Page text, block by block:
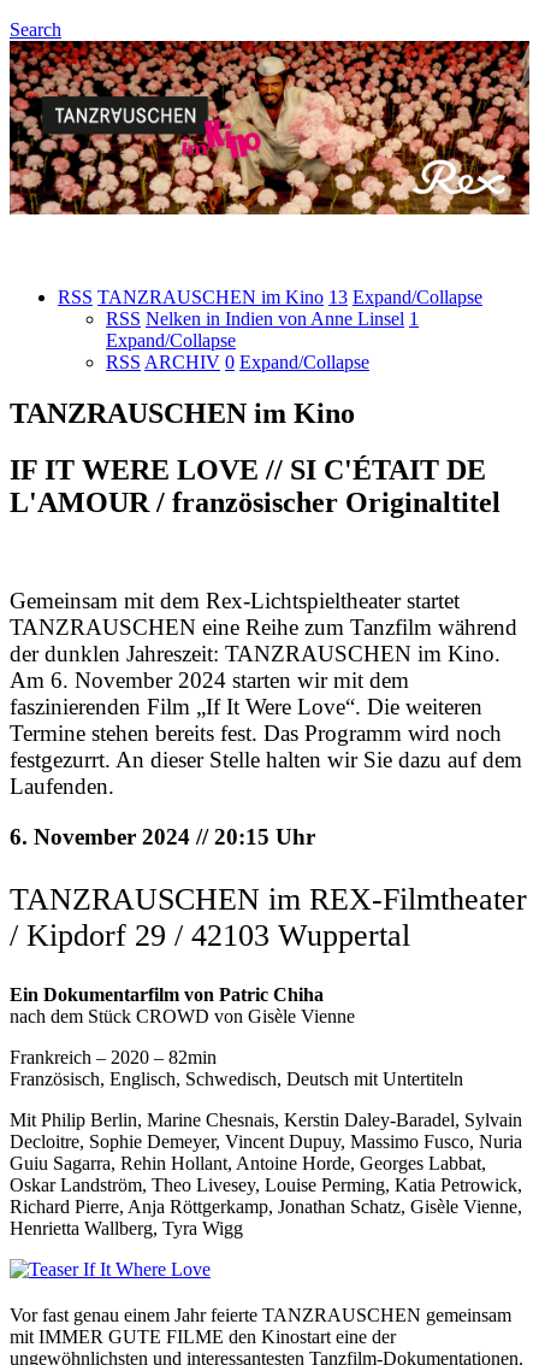
Search
RSS TANZRAUSCHEN im Kino 13 Expand/Collapse
RSS Nelken in Indien von Anne Linsel 1
Expand/Collapse
RSS ARCHIV 0 Expand/Collapse
TANZRAUSCHEN im Kino
IF IT WERE LOVE // SI C'ÉTAIT DE
L'AMOUR / französischer Originaltitel
Gemeinsam mit dem Rex-Lichtspieltheater startet
TANZRAUSCHEN eine Reihe zum Tanzfilm während
der dunklen Jahreszeit: TANZRAUSCHEN im Kino.
Am 6. November 2024 starten wir mit dem
faszinierenden Film „If It Were Love“. Die weiteren
Termine stehen bereits fest. Das Programm wird noch
festgezurrt. An dieser Stelle halten wir Sie dazu auf dem
Laufenden.
6. November 2024 // 20:15 Uhr
TANZRAUSCHEN im REX-Filmtheater
/ Kipdorf 29 / 42103 Wuppertal
Ein Dokumentarfilm von Patric Chiha
nach dem Stück CROWD von Gisèle Vienne
Frankreich – 2020 – 82min
Französisch, Englisch, Schwedisch, Deutsch mit Untertiteln
Mit Philip Berlin, Marine Chesnais, Kerstin Daley-Baradel, Sylvain
Decloitre, Sophie Demeyer, Vincent Dupuy, Massimo Fusco, Nuria
Guiu Sagarra, Rehin Hollant, Antoine Horde, Georges Labbat,
Oskar Landström, Theo Livesey, Louise Perming, Katia Petrowick,
Richard Pierre, Anja Röttgerkamp, Jonathan Schatz, Gisèle Vienne,
Henrietta Wallberg, Tyra Wigg
Vor fast genau einem Jahr feierte TANZRAUSCHEN gemeinsam
mit IMMER GUTE FILME den Kinostart eine der
ungewöhnlichsten und interessantesten Tanzfilm-Dokumentationen.